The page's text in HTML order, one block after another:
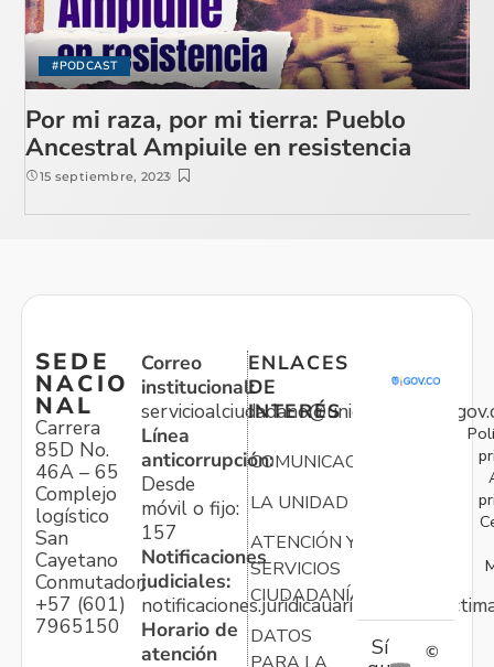
#PODCAST
Por mi raza, por mi tierra: Pueblo
Ancestral Ampiuile en resistencia
15 septiembre, 2023
SEDE
NACIO
NAL
Carrera
85D No.
46A – 65
Complejo
logístico
San
Cayetano
Conmutador:
+57 (601)
7965150
Correo
institucional:
Línea
anticorrupción:
Desde
móvil o fijo:
157
Notificaciones
judiciales:
Horario de
atención
ENLACES
DE
INTERÉS
COMUNICACIONES
LA UNIDAD
ATENCIÓN Y
SERVICIOS
CIUDADANÍA
DATOS
Sí
©